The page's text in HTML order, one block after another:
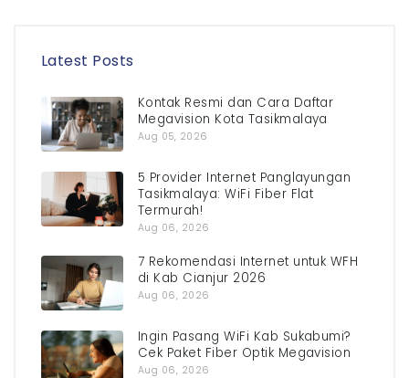
Latest Posts
Kontak Resmi dan Cara Daftar
Megavision Kota Tasikmalaya
Aug 05, 2026
5 Provider Internet Panglayungan
Tasikmalaya: WiFi Fiber Flat
Termurah!
Aug 06, 2026
7 Rekomendasi Internet untuk WFH
di Kab Cianjur 2026
Aug 06, 2026
Ingin Pasang WiFi Kab Sukabumi?
Cek Paket Fiber Optik Megavision
Aug 06, 2026